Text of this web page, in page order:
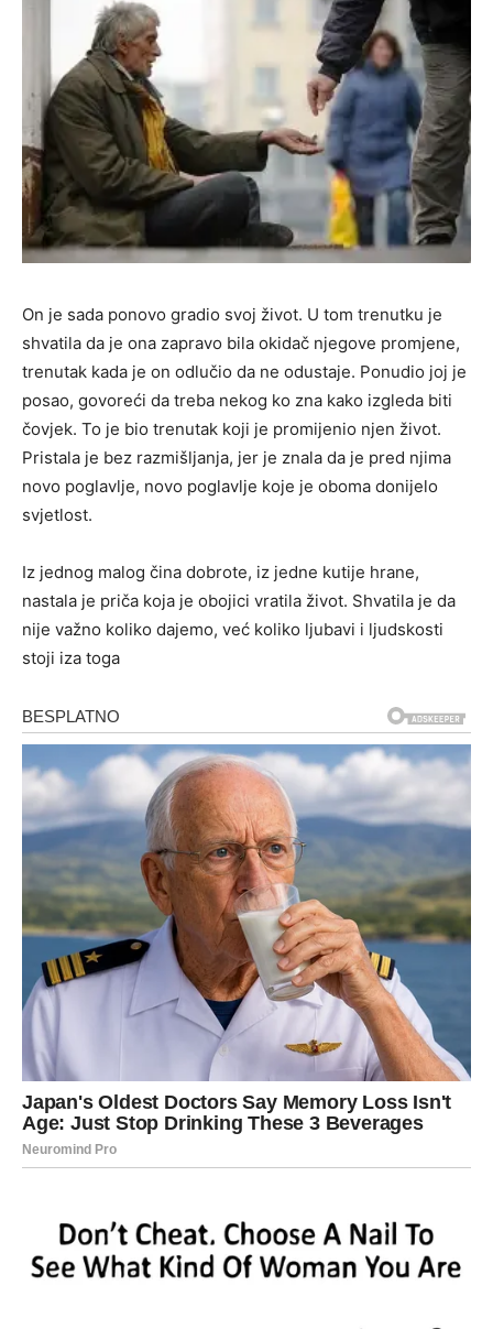
On je sada ponovo gradio svoj život. U tom trenutku je
shvatila da je ona zapravo bila okidač njegove promjene,
trenutak kada je on odlučio da ne odustaje. Ponudio joj je
posao, govoreći da treba nekog ko zna kako izgleda biti
čovjek. To je bio trenutak koji je promijenio njen život.
Pristala je bez razmišljanja, jer je znala da je pred njima
novo poglavlje, novo poglavlje koje je oboma donijelo
svjetlost.
Iz jednog malog čina dobrote, iz jedne kutije hrane,
nastala je priča koja je obojici vratila život. Shvatila je da
nije važno koliko dajemo, već koliko ljubavi i ljudskosti
stoji iza toga